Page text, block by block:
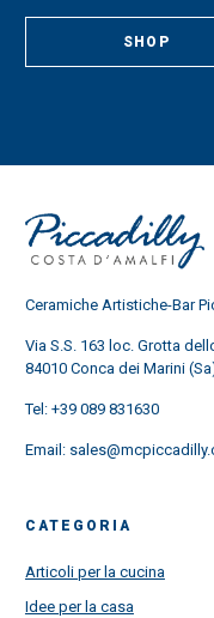
SHOP
Ceramiche Artistiche-Bar
Via S.S. 163 loc. Grotta
84010 Conca dei Marini
Tel: +39 089 831630
Email:
CATEGORIA
Articoli per la cucina
Idee per la casa